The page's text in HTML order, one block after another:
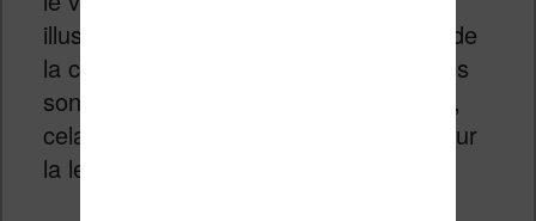
illustration combine à la fois du noir et de
la couleur. Dans la mesure ou les textes
sont imprimés à 99% du temps en noir,
cela ne pose donc pas de problème pour
la lecture.